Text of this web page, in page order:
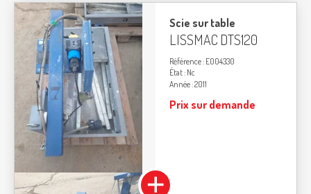
Scie sur table
LISSMAC DTS120
Référence E004330
État Nc
Année 2011
Prix sur demande